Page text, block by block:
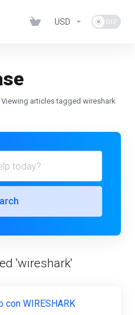
USD
Viewing articles tagged wireshark
'wireshark'
con WIRESHARK